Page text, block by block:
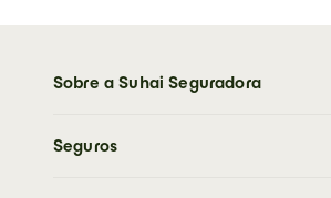
Sobre a Suhai Seguradora
Imprensa
Seguros